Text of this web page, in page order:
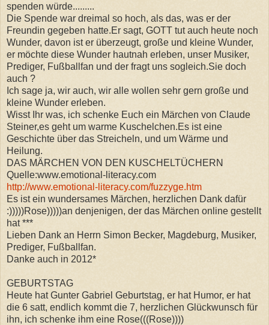
spenden würde.........
Die Spende war dreimal so hoch, als das, was er der
Freundin gegeben hatte.Er sagt, GOTT tut auch heute noch
Wunder, davon ist er überzeugt, große und kleine Wunder,
er möchte diese Wunder hautnah erleben, unser Musiker,
Prediger, Fußballfan und der fragt uns sogleich.Sie doch
auch ?
Ich sage ja, wir auch, wir alle wollen sehr gern große und
kleine Wunder erleben.
Wisst Ihr was, ich schenke Euch ein Märchen von Claude
Steiner,es geht um warme Kuschelchen.Es ist eine
Geschichte über das Streicheln, und um Wärme und
Heilung.
DAS MÄRCHEN VON DEN KUSCHELTÜCHERN
Quelle:www.emotional-literacy.com
http://www.emotional-literacy.com/fuzzyge.htm
Es ist ein wundersames Märchen, herzlichen Dank dafür
:)))))Rose)))))an denjenigen, der das Märchen online gestellt
hat ***
Lieben Dank an Herrn Simon Becker, Magdeburg, Musiker,
Prediger, Fußballfan.
Danke auch in 2012*
GEBURTSTAG
Heute hat Gunter Gabriel Geburtstag, er hat Humor, er hat
die 6 satt, endlich kommt die 7, herzlichen Glückwunsch für
ihn, ich schenke ihm eine Rose(((Rose))))